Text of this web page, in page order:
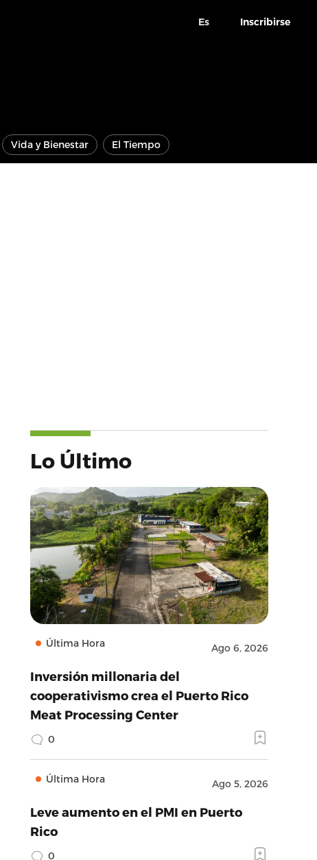
Es Inscribirse
Vida y Bienestar El Tiempo
Lo Último
Última Hora Ago 6, 2026
Inversión millonaria del
cooperativismo crea el Puerto Rico
Meat Processing Center
0
Última Hora Ago 5, 2026
Leve aumento en el PMI en Puerto
Rico
0